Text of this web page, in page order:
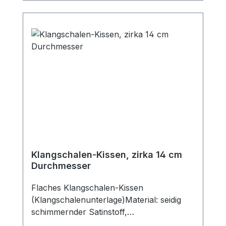
Klangschalen-Kissen, zirka 14 cm
Durchmesser
Flaches Klangschalen-Kissen
(Klangschalenunterlage)Material: seidig
schimmernder Satinstoff,